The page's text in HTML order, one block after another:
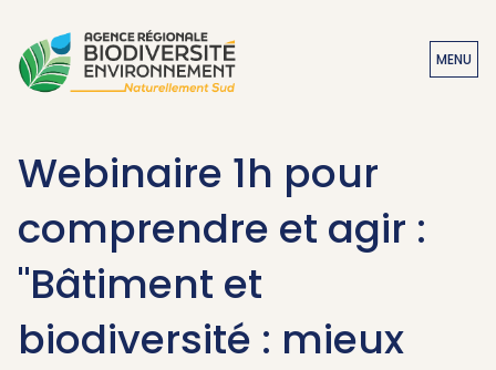
MENU
Webinaire 1h pour
comprendre et agir :
"Bâtiment et
biodiversité : mieux